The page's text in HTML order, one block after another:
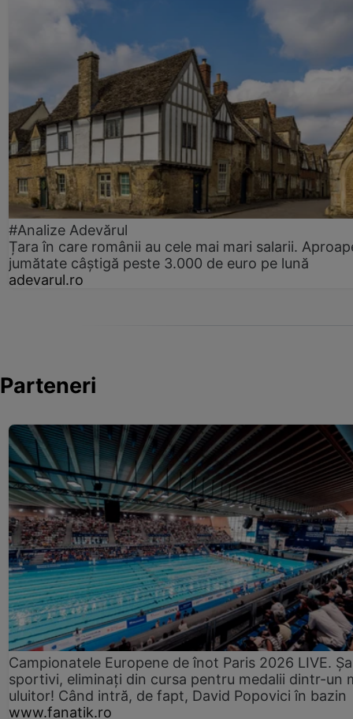
#Analize Adevărul
Țara în care românii au cele mai mari salarii.
jumătate câștigă peste 3.000 de euro pe lună
adevarul.ro
Parteneri
Campionatele Europene de înot Paris 2026 LIVE.
sportivi, eliminați din cursa pentru medalii dintr-un
uluitor! Când intră, de fapt, David Popovici în bazin
www.fanatik.ro